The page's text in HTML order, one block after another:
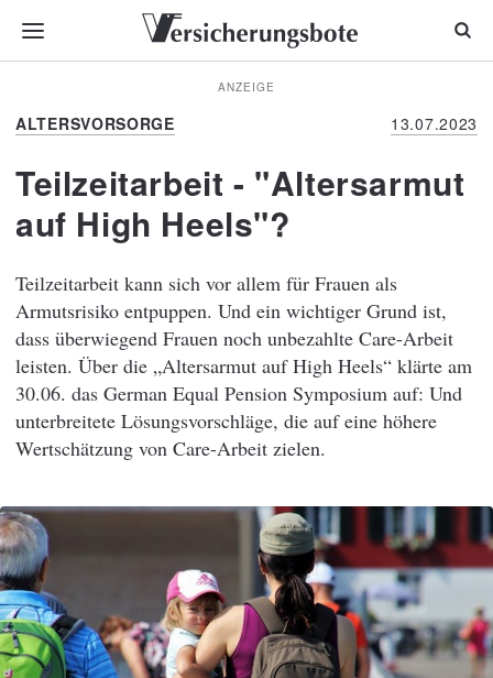
ANZEIGE
ALTERSVORSORGE 13.07.2023
Teilzeitarbeit - "Altersarmut
auf High Heels"?
Teilzeitarbeit kann sich vor allem für Frauen als
Armutsrisiko entpuppen. Und ein wichtiger Grund ist,
dass überwiegend Frauen noch unbezahlte Care-Arbeit
leisten. Über die „Altersarmut auf High Heels“ klärte am
30.06. das German Equal Pension Symposium auf: Und
unterbreitete Lösungsvorschläge, die auf eine höhere
Wertschätzung von Care-Arbeit zielen.